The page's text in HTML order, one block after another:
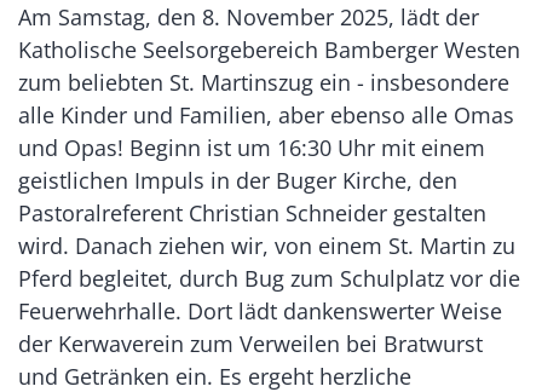
Am Samstag, den 8. November 2025, lädt der
Katholische Seelsorgebereich Bamberger Westen
zum beliebten St. Martinszug ein - insbesondere
alle Kinder und Familien, aber ebenso alle Omas
und Opas! Beginn ist um 16:30 Uhr mit einem
geistlichen Impuls in der Buger Kirche, den
Pastoralreferent Christian Schneider gestalten
wird. Danach ziehen wir, von einem St. Martin zu
Pferd begleitet, durch Bug zum Schulplatz vor die
Feuerwehrhalle. Dort lädt dankenswerter Weise
der Kerwaverein zum Verweilen bei Bratwurst
und Getränken ein. Es ergeht herzliche